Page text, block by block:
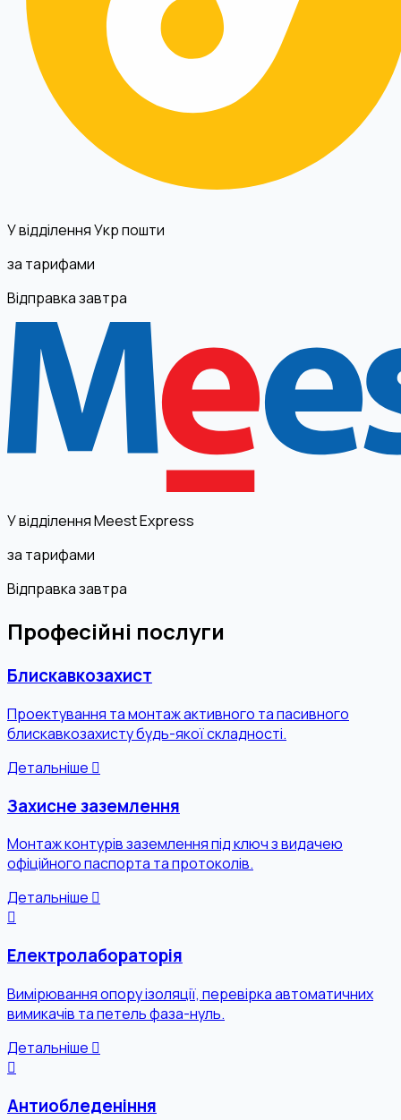
У відділення Укр пошти
за тарифами
Відправка завтра
У відділення Meest Express
за тарифами
Відправка завтра
Професійні послуги
Блискавкозахист
Проектування та монтаж активного та пасивного
блискавкозахисту будь-якої складності.
Детальніше
Захисне заземлення
Монтаж контурів заземлення під ключ з видачею
офіційного паспорта та протоколів.
Детальніше
Електролабораторія
Вимірювання опору ізоляції, перевірка автоматичних
вимикачів та петель фаза-нуль.
Детальніше
Антиобледеніння